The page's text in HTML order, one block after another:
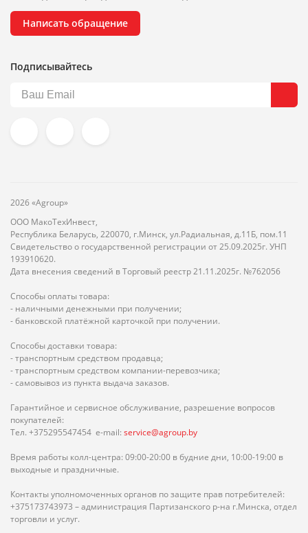
Написать обращение
Подписывайтесь
2026 «Agroup»
ООО МакоТехИнвест,
Республика Беларусь, 220070, г.Минск, ул.Радиальная, д.11Б, пом.11
Свидетельство о государственной регистрации от 25.09.2025г. УНП
193910620.
Дата внесения сведений в Торговый реестр 21.11.2025г. №762056
Способы оплаты товара:
- наличными денежными при получении;
- банковской платёжной карточкой при получении.
Способы доставки товара:
- транспортным средством продавца;
- транспортным средством компании-перевозчика;
- самовывоз из пункта выдача заказов.
Гарантийное и сервисное обслуживание, разрешение вопросов
покупателей:
Тел. +375295547454 e-mail: service@agroup.by
Время работы колл-центра: 09:00-20:00 в будние дни, 10:00-19:00 в
выходные и праздничные.
Контакты уполномоченных органов по защите прав потребителей:
+375173743973 – администрация Партизанского р-на г.Минска, отдел
торговли и услуг.